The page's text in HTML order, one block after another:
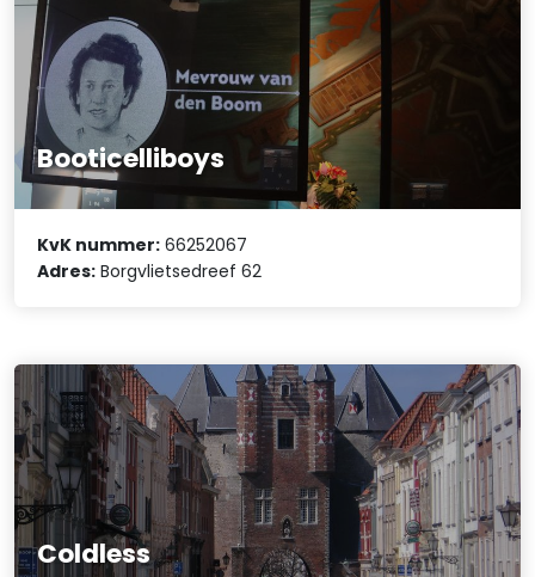
Booticelliboys
KvK nummer: 66252067
Adres: Borgvlietsedreef 62
Coldless